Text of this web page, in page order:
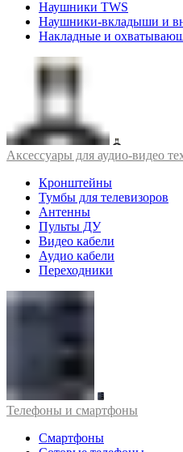
Наушники TWS
Наушники-вкладыши и
Накладные и
Аксессуары для аудио-видео
Кронштейны
Тумбы для телевизоров
Антенны
Пульты ДУ
Видео кабели
Аудио кабели
Переходники
Телефоны и смартфоны
Смартфоны